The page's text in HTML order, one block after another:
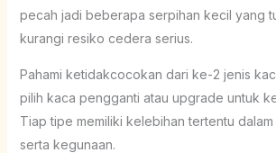
pecah jadi beberapa serpihan kecil yang
kurangi resiko cedera serius.
Pahami ketidakcocokan dari ke-2 jenis
pilih kaca pengganti atau upgrade untuk
Tiap tipe memiliki kelebihan tertentu
serta kegunaan.